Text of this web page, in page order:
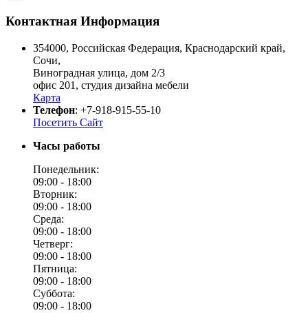
Контактная Информация
354000, Российская Федерация, Краснодарский край,
Сочи,
Виноградная улица, дом 2/3
офис 201, студия дизайна мебели
Карта
Телефон: +7-918-915-55-10
Посетить Сайт
Часы работы
Понедельник:
09:00 - 18:00
Вторник:
09:00 - 18:00
Среда:
09:00 - 18:00
Четверг:
09:00 - 18:00
Пятница:
09:00 - 18:00
Суббота:
09:00 - 18:00